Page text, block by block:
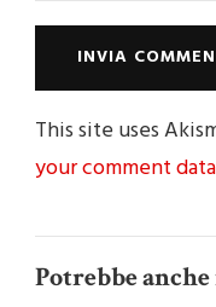
This site uses
your comment
Potrebbe